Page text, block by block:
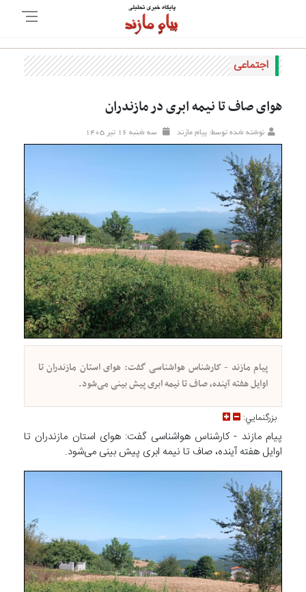
اجتماعی
هوای صاف تا نیمه ابری در مازندران
نوشته شده توسط: پیام مازند سه شنبه ۱۶ تير ۱۴۰۵
پیام مازند - کارشناس هواشناسی گفت: هوای استان مازندران تا
اوایل هفته آینده، صاف تا نیمه ابری پیش بینی می‌شود.
بزرگنمايي:
پیام مازند - کارشناس هواشناسی گفت: هوای استان مازندران تا
اوایل هفته آینده، صاف تا نیمه ابری پیش بینی می‌شود.